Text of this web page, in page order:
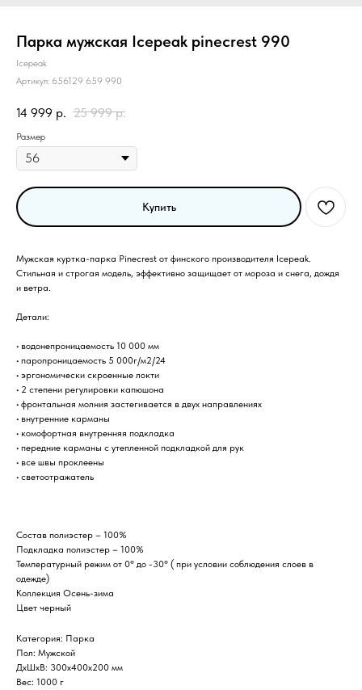
Парка мужская Icepeak pinecrest 990
Icepeak
Артикул: 656129 659 990
14 999 р. 25 999 р.
Размер
Купить
Мужская куртка-парка Pinecrest от финского производителя Icepeak.
Стильная и строгая модель, эффективно защищает от мороза и снега, дождя
и ветра.
Детали:
• водонепроницаемость 10 000 мм
• паропроницаемость 5 000г/м2/24
• эргономически скроенные локти
• 2 степени регулировки капюшона
• фронтальная молния застегивается в двух направлениях
• внутренние карманы
• комофортная внутренняя подкладка
• передние карманы с утепленной подкладкой для рук
• все швы проклеены
• светоотражатель
Состав полиэстер – 100%
Подкладка полиэстер – 100%
Температурный режим от 0° до -30° ( при условии соблюдения слоев в
одежде)
Коллекция Осень-зима
Цвет черный
Категория: Парка
Пол: Мужской
ДxШxВ: 300x400x200 мм
Вес: 1000 г